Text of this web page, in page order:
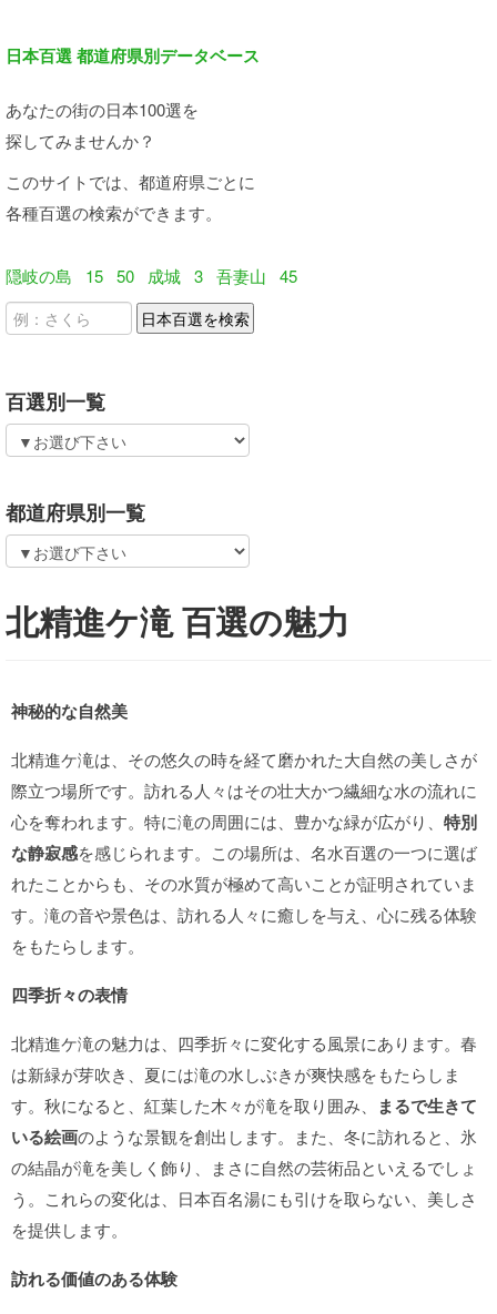
日本百選 都道府県別データベース
あなたの街の日本100選を
探してみませんか？
このサイトでは、都道府県ごとに
各種百選の検索ができます。
隠岐の島 15 50 成城 3 吾妻山 45
百選別一覧
都道府県別一覧
北精進ケ滝 百選の魅力
神秘的な自然美
北精進ケ滝は、その悠久の時を経て磨かれた大自然の美しさが
際立つ場所です。訪れる人々はその壮大かつ繊細な水の流れに
心を奪われます。特に滝の周囲には、豊かな緑が広がり、 特別
な静寂感を感じられます。この場所は、名水百選の一つに選ば
れたことからも、その水質が極めて高いことが証明されていま
す。滝の音や景色は、訪れる人々に癒しを与え、心に残る体験
をもたらします。
四季折々の表情
北精進ケ滝の魅力は、四季折々に変化する風景にあります。春
は新緑が芽吹き、夏には滝の水しぶきが爽快感をもたらしま
す。秋になると、紅葉した木々が滝を取り囲み、
まるで生きて
いる絵画のような景観を創出します。また、冬に訪れると、氷
の結晶が滝を美しく飾り、まさに自然の芸術品といえるでしょ
う。これらの変化は、日本百名湯にも引けを取らない、美しさ
を提供します。
訪れる価値のある体験